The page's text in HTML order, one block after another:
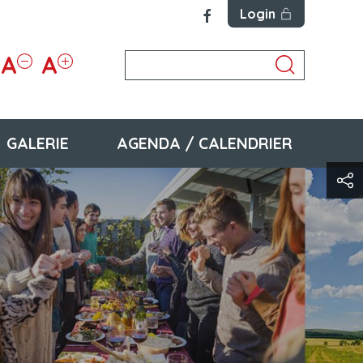
Login
A A
GALERIE AGENDA / CALENDRIER